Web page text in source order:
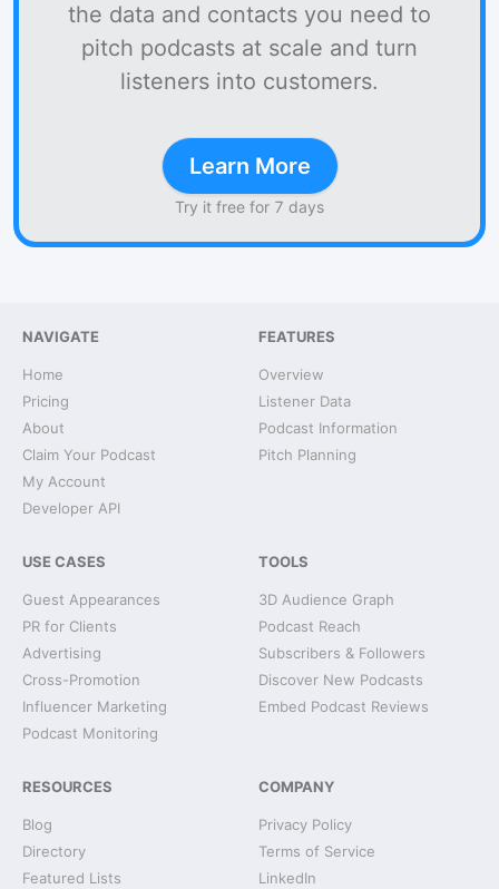
the data and contacts you need to
pitch podcasts at scale and turn
listeners into customers.
Learn More
Try it free for 7 days
NAVIGATE
Home
Pricing
About
Claim Your Podcast
My Account
Developer API
FEATURES
Overview
Listener Data
Podcast Information
Pitch Planning
USE CASES
Guest Appearances
PR for Clients
Advertising
Cross-Promotion
Influencer Marketing
Podcast Monitoring
TOOLS
3D Audience Graph
Podcast Reach
Subscribers & Followers
Discover New Podcasts
Embed Podcast Reviews
RESOURCES
Blog
Directory
Featured Lists
COMPANY
Privacy Policy
Terms of Service
LinkedIn